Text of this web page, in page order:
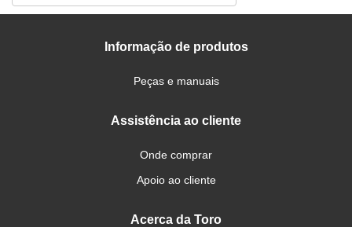
Informação de produtos
Peças e manuais
Assistência ao cliente
Onde comprar
Apoio ao cliente
Acerca da Toro